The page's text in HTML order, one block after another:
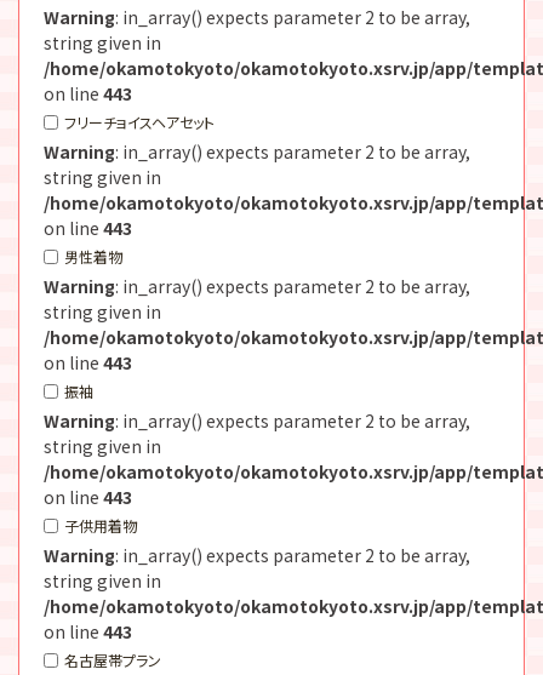
Warning: in_array() expects parameter 2 to be array,
string given in
/home/okamotokyoto/okamotokyoto.xsrv.jp/app/
on line 443
フリーチョイスヘアセット
Warning: in_array() expects parameter 2 to be array,
string given in
/home/okamotokyoto/okamotokyoto.xsrv.jp/app/
on line 443
男性着物
Warning: in_array() expects parameter 2 to be array,
string given in
/home/okamotokyoto/okamotokyoto.xsrv.jp/app/
on line 443
振袖
Warning: in_array() expects parameter 2 to be array,
string given in
/home/okamotokyoto/okamotokyoto.xsrv.jp/app/
on line 443
子供用着物
Warning: in_array() expects parameter 2 to be array,
string given in
/home/okamotokyoto/okamotokyoto.xsrv.jp/app/
on line 443
名古屋帯プラン